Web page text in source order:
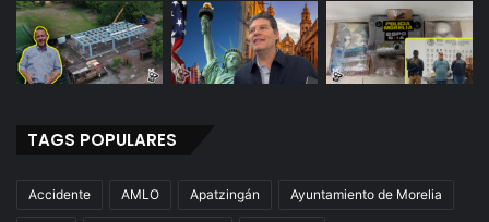
TAGS POPULARES
Accidente AMLO Apatzingán Ayuntamiento de Morelia